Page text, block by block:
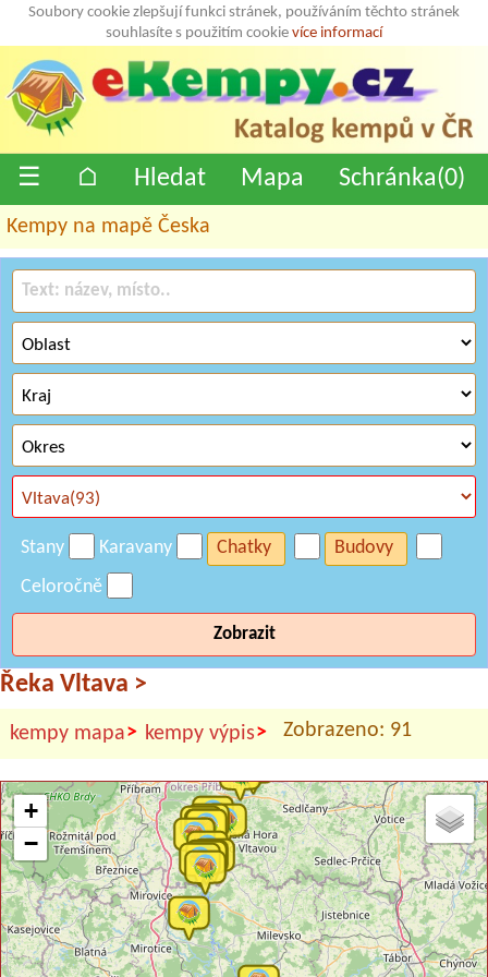
Soubory cookie zlepšují funkci stránek, používáním těchto stránek
souhlasíte s použitím cookie více informací
☰ ⌂ Hledat Mapa Schránka(0)
Kempy na mapě Česka
Stany Karavany Chatky
Budovy
Celoročně
Zobrazit
Řeka Vltava >
kempy mapa> kempy výpis> Zobrazeno: 91
+
−